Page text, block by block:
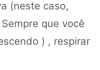
(neste caso,
que você
) , respirar